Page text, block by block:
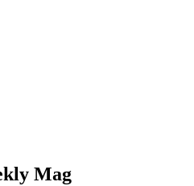
Mag